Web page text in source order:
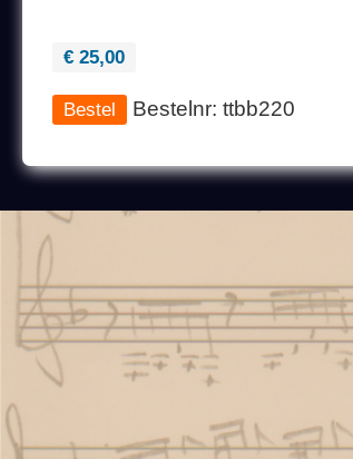
€ 25,00
Bestelnr: ttbb220